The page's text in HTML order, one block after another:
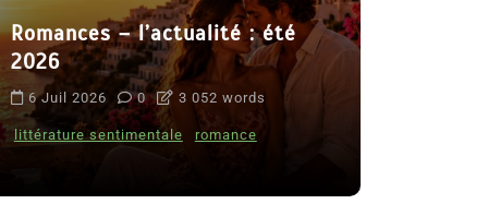
Romances – l’actualité : été
2026
6 Juil 2026 0 3 052 words
littérature sentimentale romance